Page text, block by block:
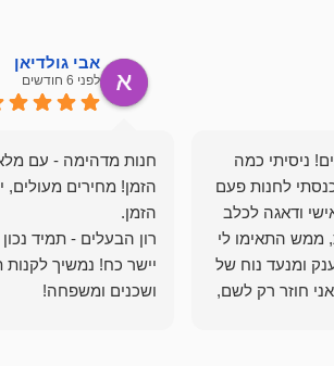
ניסיתי כמה
לחנות פעם
ודאגה לכלב
ממש התאימו לי
ומנעד נוח של
חוזר רק לשם,
אבי גולדיאן
לפני 6 חודשים
חנות מדהימה - עם
הזמן! מחירים מעולים,
רון הבעלים - תמיד
יישר כח! נמשיך
ושכנים ומשפחה!